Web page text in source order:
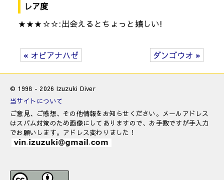
レア度
★★★☆☆:出会えるとちょっと嬉しい!
« オビアナハゼ ダンゴウオ »
© 1998 - 2026 Izuzuki Diver
当サイトについて
ご意見、ご感想、その他情報をお知らせください。メールアドレス
はスパム対策のため画像にしてありますので、お手数ですが手入力
でお願いします。アドレス変わりました！